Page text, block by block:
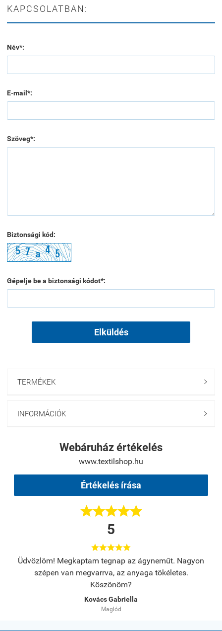
KAPCSOLATBAN:
Név*:
E-mail*:
Szöveg*:
Biztonsági kód:
Gépelje be a biztonsági kódot*:
Elküldés
TERMÉKEK 
INFORMÁCIÓK 
Webáruház értékelés
www.textilshop.hu
Értékelés írása

5

Üdvözlöm! Megkaptam tegnap az ágyneműt. Nagyon
szépen van megvarrva, az anyaga tökéletes.
Köszönöm?
Kovács Gabriella
Maglód